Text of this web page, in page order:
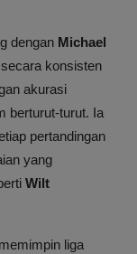
dengan Michael
konsisten
akurasi
berturut-turut. Ia
pertandingan
yang
Wilt
liga